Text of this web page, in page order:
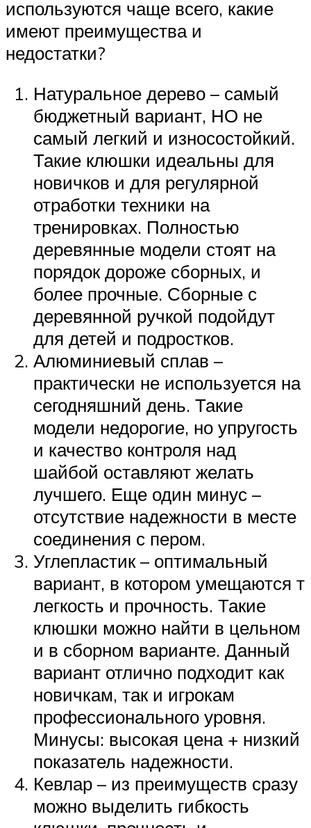
используются чаще всего, какие
имеют преимущества и
недостатки?
Натуральное дерево – самый
бюджетный вариант, НО не
самый легкий и износостойкий.
Такие клюшки идеальны для
новичков и для регулярной
отработки техники на
тренировках. Полностью
деревянные модели стоят на
порядок дороже сборных, и
более прочные. Сборные с
деревянной ручкой подойдут
для детей и подростков.
Алюминиевый сплав –
практически не используется на
сегодняшний день. Такие
модели недорогие, но упругость
и качество контроля над
шайбой оставляют желать
лучшего. Еще один минус –
отсутствие надежности в месте
соединения с пером.
Углепластик – оптимальный
вариант, в котором умещаются т
легкость и прочность. Такие
клюшки можно найти в цельном
и в сборном варианте. Данный
вариант отлично подходит как
новичкам, так и игрокам
профессионального уровня.
Минусы: высокая цена + низкий
показатель надежности.
Кевлар – из преимуществ сразу
можно выделить гибкость